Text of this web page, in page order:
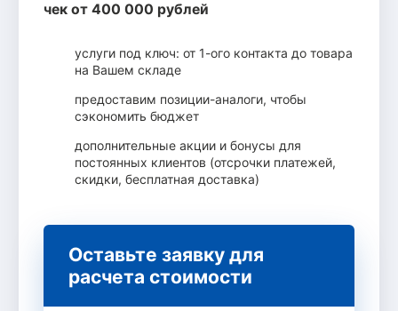
чек от 400 000 рублей
услуги под ключ: от 1-ого контакта до товара
на Вашем складе
предоставим позиции-аналоги, чтобы
сэкономить бюджет
дополнительные акции и бонусы для
постоянных клиентов (отсрочки платежей,
скидки, бесплатная доставка)
Оставьте заявку для
расчета стоимости